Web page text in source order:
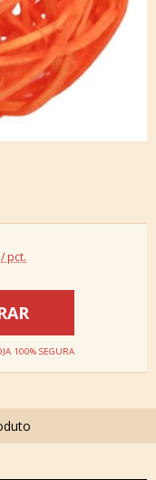
/ pct.